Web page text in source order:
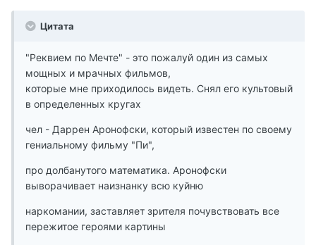
Цитата
"Реквием по Мечте" - это пожалуй один из самых
мощных и мрачных фильмов,
которые мне приходилось видеть. Снял его культовый
в определенных кругах
чел - Даррен Аронофски, который известен по своему
гениальному фильму "Пи",
про долбанутого математика. Аронофски
выворачивает наизнанку всю куйню
наркомании, заставляет зрителя почувствовать все
пережитое героями картины